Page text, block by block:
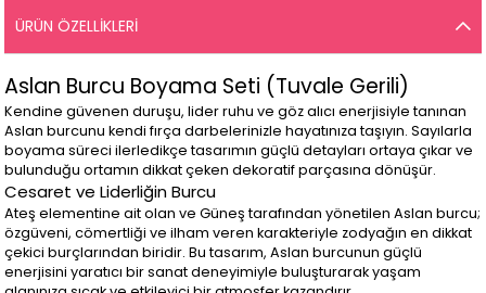
ÜRÜN ÖZELLIKLERI
Aslan Burcu Boyama Seti (Tuvale Gerili)
Kendine güvenen duruşu, lider ruhu ve göz alıcı enerjisiyle tanınan
Aslan burcunu kendi fırça darbelerinizle hayatınıza taşıyın. Sayılarla
boyama süreci ilerledikçe tasarımın güçlü detayları ortaya çıkar ve
bulunduğu ortamın dikkat çeken dekoratif parçasına dönüşür.
Cesaret ve Liderliğin Burcu
Ateş elementine ait olan ve Güneş tarafından yönetilen Aslan burcu;
özgüveni, cömertliği ve ilham veren karakteriyle zodyağın en dikkat
çekici burçlarından biridir. Bu tasarım, Aslan burcunun güçlü
enerjisini yaratıcı bir sanat deneyimiyle buluşturarak yaşam